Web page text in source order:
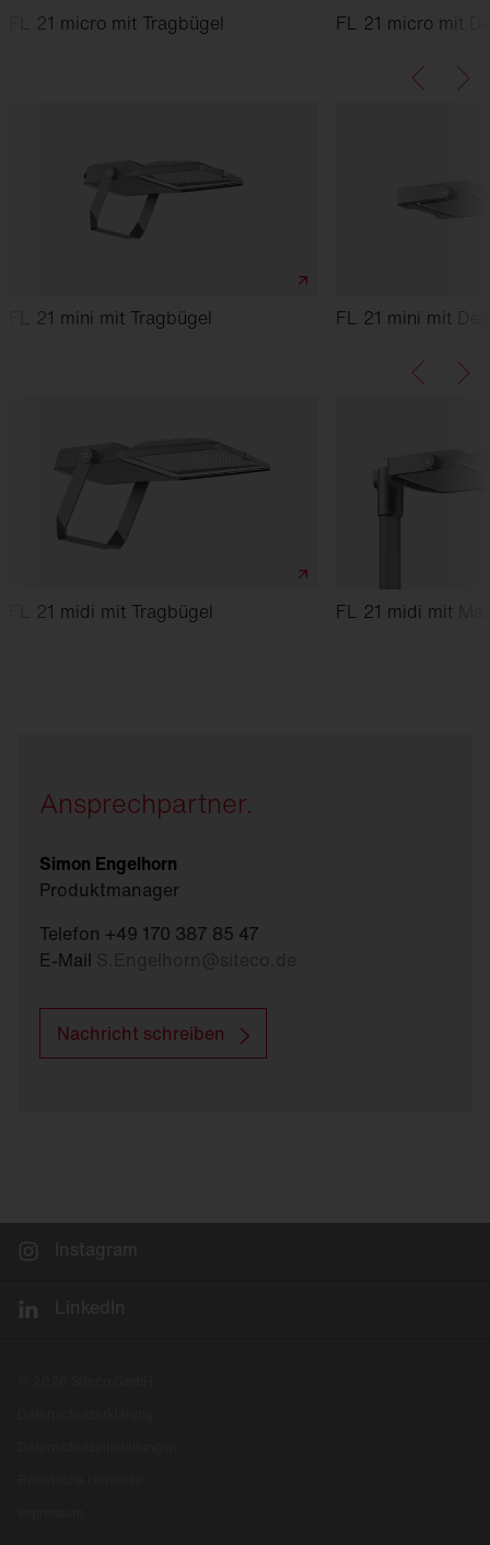
FL 21 micro mit Tragbügel FL 21 micro mit
FL 21 mini mit Tragbügel FL 21 mini mit
FL 21 midi mit Tragbügel FL 21 midi mit
Ansprechpartner.
Simon Engelhorn
Produktmanager
Telefon +49 170 387 85 47
E-Mail
Nachricht schreiben
Instagram
LinkedIn